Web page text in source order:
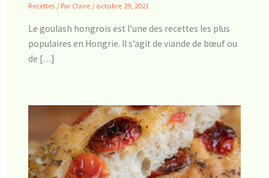
Recettes / Par Claire / octobre 29, 2021
Le goulash hongrois est l’une des recettes les plus
populaires en Hongrie. Il s’agit de viande de bœuf ou
de […]